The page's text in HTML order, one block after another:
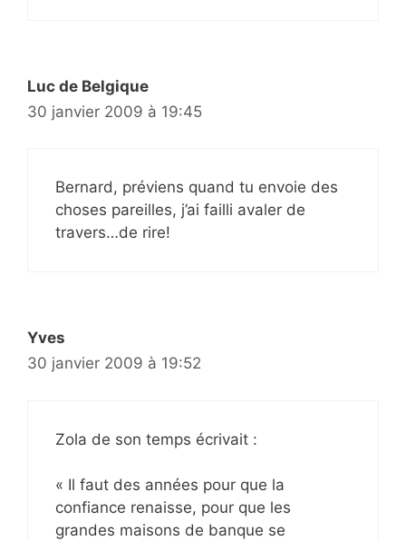
Luc de Belgique
30 janvier 2009 à 19:45
Bernard, préviens quand tu envoie des
choses pareilles, j’ai failli avaler de
travers…de rire!
Yves
30 janvier 2009 à 19:52
Zola de son temps écrivait :
« Il faut des années pour que la
confiance renaisse, pour que les
grandes maisons de banque se